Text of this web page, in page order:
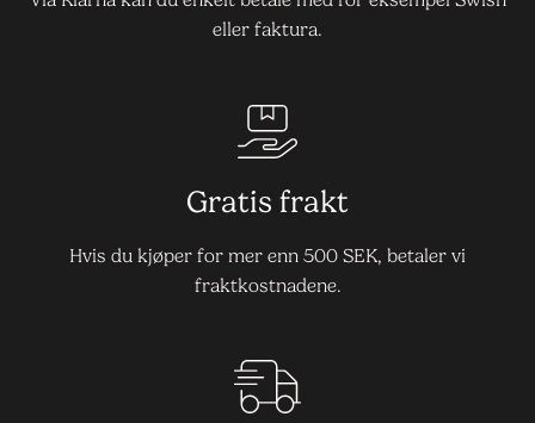
eller faktura.
Gratis frakt
Hvis du kjøper for mer enn 500 SEK, betaler vi
fraktkostnadene.